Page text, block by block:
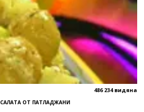
486 234 видяна
САЛАТА ОТ ПАТЛАДЖАНИ